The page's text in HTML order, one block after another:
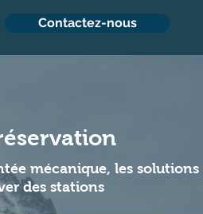
Contactez-nous
mécanique, les solutions
des stations